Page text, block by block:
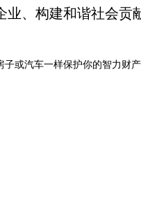
、构建和谐社会贡
或汽车一样保护你的智力财